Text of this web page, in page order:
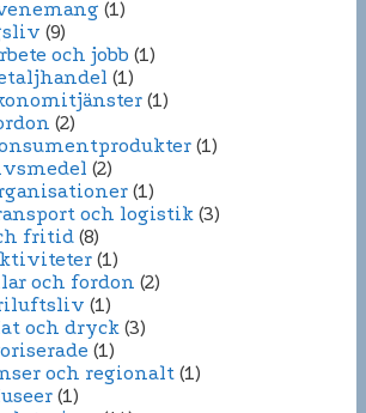
(1)
(9)
och jobb (1)
(1)
(1)
(2)
(1)
(2)
(1)
och logistik (3)
fritid (8)
(1)
och fordon (2)
(1)
och dryck (3)
(1)
och regionalt (1)
(1)